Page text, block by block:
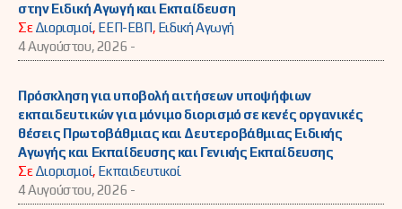
στην Ειδική Αγωγή και Εκπαίδευση
ΣεΔιορισμοί, ΕΕΠ-ΕΒΠ, Ειδική Αγωγή
4 Αυγούστου, 2026 -
Πρόσκληση για υποβολή αιτήσεων υποψήφιων
εκπαιδευτικών για μόνιμο διορισμό σε κενές οργανικές
θέσεις Πρωτοβάθμιας και Δευτεροβάθμιας Ειδικής
Αγωγής και Εκπαίδευσης και Γενικής Εκπαίδευσης
ΣεΔιορισμοί, Εκπαιδευτικοί
4 Αυγούστου, 2026 -